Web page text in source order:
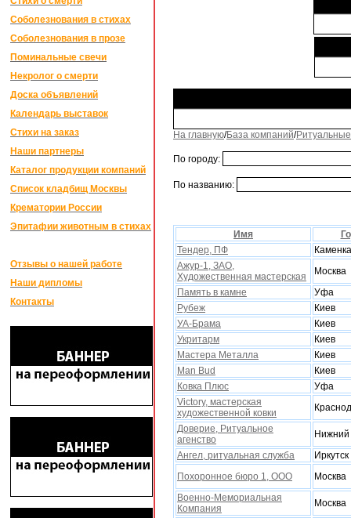
Соболезнования в стихах
Соболезнования в прозе
Поминальные свечи
Некролог о смерти
Доска объявлений
Календарь выставок
Стихи на заказ
Наши партнеры
Каталог продукции компаний
Список кладбищ Москвы
Крематории России
Эпитафии животным в стихах
Отзывы о нашей работе
Наши дипломы
Контакты
На главную/База компаний/
По городу:
По названию:
Имя
Тендер, ПФ
Каменка
Ажур-1, ЗАО,
Xудожественная мастерская
Москва
Память в камне
Уфа
Рубеж
Киев
УА-Брама
Киев
Укритарм
Киев
Мастера Металла
Киев
Man Bud
Киев
Ковка Плюс
Уфа
Victory, мастерская
xудожественной ковки
Доверие, Ритуальное
агенство
Нижний
Ангел, ритуальная служба
Иркутск
Похоронное бюро 1, ООО
Москва
Военно-Мемориальная
Компания
Москва